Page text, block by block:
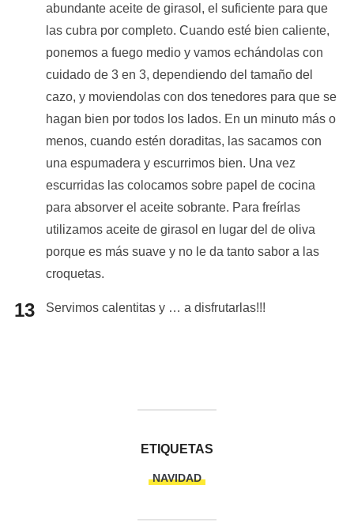
abundante aceite de girasol, el suficiente para que
las cubra por completo. Cuando esté bien caliente,
ponemos a fuego medio y vamos echándolas con
cuidado de 3 en 3, dependiendo del tamaño del
cazo, y moviendolas con dos tenedores para que se
hagan bien por todos los lados. En un minuto más o
menos, cuando estén doraditas, las sacamos con
una espumadera y escurrimos bien. Una vez
escurridas las colocamos sobre papel de cocina
para absorver el aceite sobrante. Para freírlas
utilizamos aceite de girasol en lugar del de oliva
porque es más suave y no le da tanto sabor a las
croquetas.
Servimos calentitas y … a disfrutarlas!!!
ETIQUETAS
NAVIDAD